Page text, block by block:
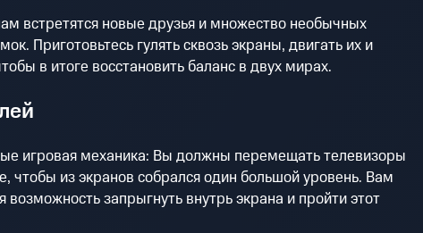
встретятся новые друзья и множество необычных
Приготовьтесь гулять сквозь экраны, двигать их и
в итоге восстановить баланс в двух мирах.
игровая механика: Вы должны перемещать телевизоры
чтобы из экранов собрался один большой уровень. Вам
возможность запрыгнуть внутрь экрана и пройти этот